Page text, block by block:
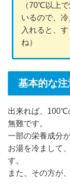
（70℃以上
いるので、
入れると、
ね）
基本的な注
出来れば、100℃
無難です。
一部の栄養成分
お湯を冷まして
す。
また、その方が、